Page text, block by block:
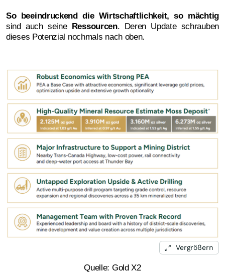
So beeindruckend die Wirtschaftlichkeit, so mächtig
sind auch seine Ressourcen. Deren Update schrauben
dieses Potenzial nochmals nach oben.
Vergrößern
Quelle: Gold X2